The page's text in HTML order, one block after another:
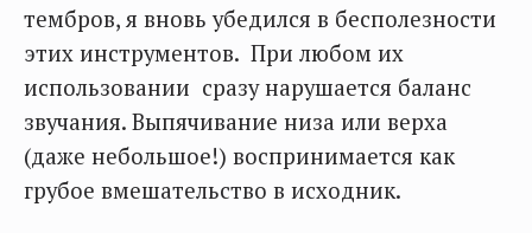
тембров, я вновь убедился в бесполезности
этих инструментов. При любом их
использовании сразу нарушается баланс
звучания. Выпячивание низа или верха
(даже небольшое!) воспринимается как
грубое вмешательство в исходник.